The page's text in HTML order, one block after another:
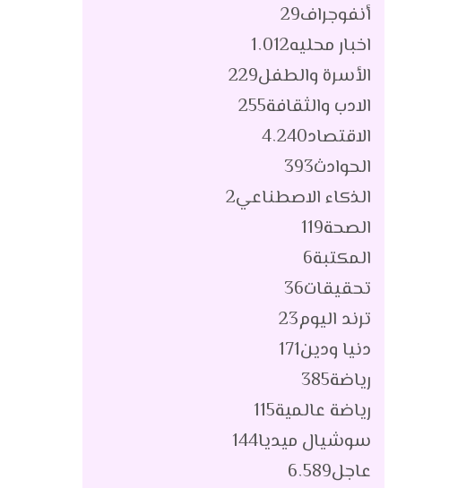
أنفوجراف29
اخبار محليه1٬012
الأسرة والطفل229
الادب والثقافة255
الاقتصاد4٬240
الحوادث393
الذكاء الاصطناعي2
الصحة119
المكتبة6
تحقيقات36
ترند اليوم23
دنيا ودين171
رياضة385
رياضة عالمية115
سوشيال ميديا144
عاجل6٬589